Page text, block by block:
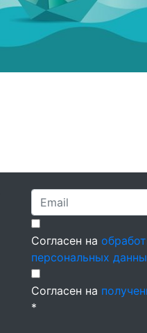
Согласен на
персональных
Согласен на
*